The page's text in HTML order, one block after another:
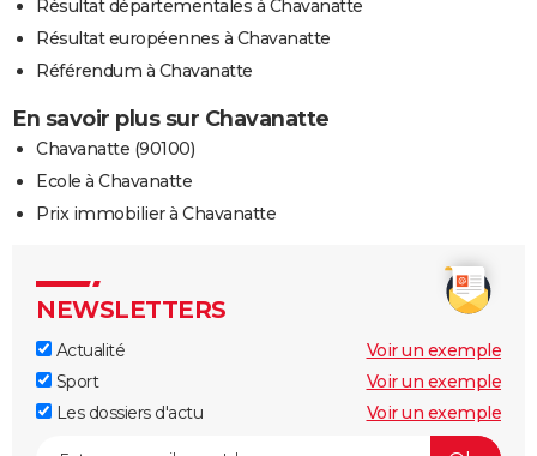
Résultat départementales à Chavanatte
Résultat européennes à Chavanatte
Référendum à Chavanatte
En savoir plus sur Chavanatte
Chavanatte (90100)
Ecole à Chavanatte
Prix immobilier à Chavanatte
NEWSLETTERS
Actualité
Voir un exemple
Sport
Voir un exemple
Les dossiers d'actu
Voir un exemple